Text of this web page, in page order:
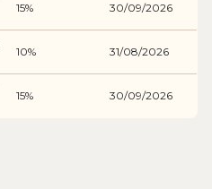
15% 30/09/2026
10% 31/08/2026
15% 30/09/2026